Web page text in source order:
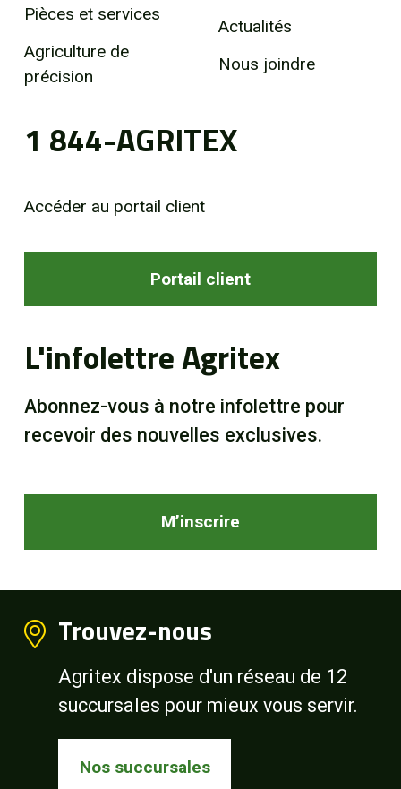
Pièces et services
Agriculture de
précision
Actualités
Nous joindre
1 844-AGRITEX
Accéder au portail client
Portail client
L'infolettre Agritex
Abonnez-vous à notre infolettre pour
recevoir des nouvelles exclusives.
M’inscrire
Trouvez-nous
Agritex dispose d'un réseau de 12
succursales pour mieux vous servir.
Nos succursales